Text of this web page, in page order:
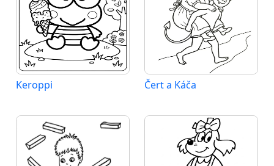
Keroppi Čert a Káča